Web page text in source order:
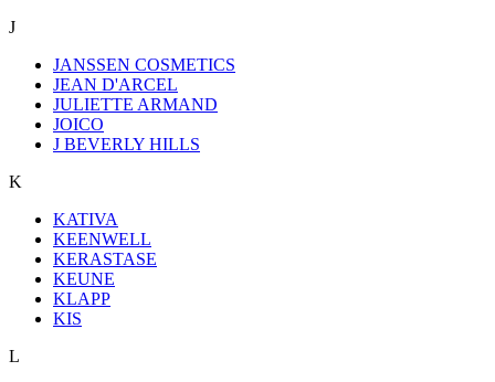
J
JANSSEN COSMETICS
JEAN D'ARCEL
JULIETTE ARMAND
JOICO
J BEVERLY HILLS
K
KATIVA
KEENWELL
KERASTASE
KEUNE
KLAPP
KIS
L